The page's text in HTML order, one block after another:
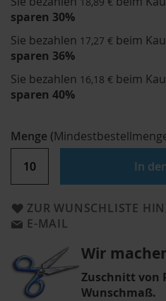
sparen 30%
Sie bezahlen 17,27 € beim
sparen 36%
Sie bezahlen 16,18 € beim
sparen 40%
Menge (
In
ZUR WUNSCHLISTE
E-MAIL
Wir
Zuschnitt von
Wunschmaß.